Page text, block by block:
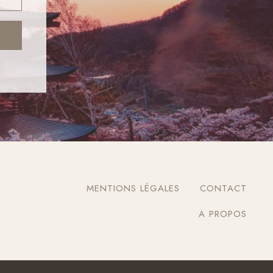
MENTIONS LÉGALES
CONTACT
A PROPOS